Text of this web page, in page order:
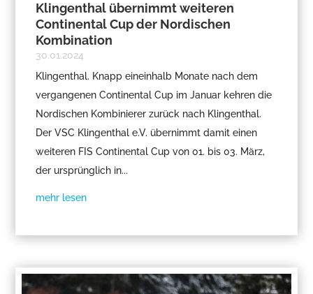
Klingenthal übernimmt weiteren
Continental Cup der Nordischen
Kombination
30.01.2024
Klingenthal. Knapp eineinhalb Monate nach dem
vergangenen Continental Cup im Januar kehren die
Nordischen Kombinierer zurück nach Klingenthal.
Der VSC Klingenthal e.V. übernimmt damit einen
weiteren FIS Continental Cup von 01. bis 03. März,
der ursprünglich in...
mehr lesen